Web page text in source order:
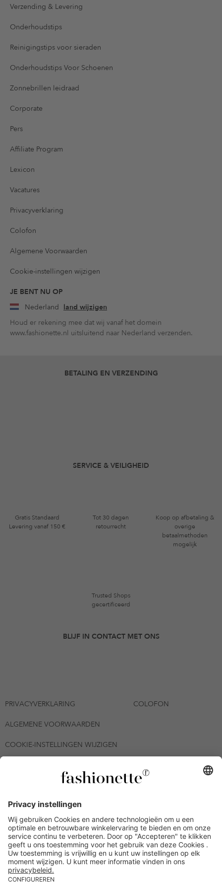
Verzending & Levering
Onderhoudstips
Reinigingstips voor sieraden
Onderhoudstips Voor Schoenen
Zonnebrillen leidraad
Corporate
Pers
Affiliate Program
Lexicon
Vacatures
Privacyverklaring
Colofon
Algemene Voorwaarden
Cookie-instellingen wijzigen
JE BENT NU OP
Nederland land wijzigen
Houd er rekening mee dat wij vanaf het domein
www.fashionette.nl uitsluitend naar Nederland verzenden.
BETALING EN VERZENDING
SERVICE & VEILIGHEID
Gratis Standaard
Levering vanaf 150 €
Tot 30 dagen
retourrecht
Koop op afbetaling &
overige
betaalmethoden
mogelijk
Trusted Shops
gecertificeerd
BLIJF IN CONTACT MET ONS
PRIVACYVERKLARING COLOFON
ALGEMENE VOORWAARDEN
COOKIE-INSTELLINGEN WIJZIGEN
inwisselbaar op alle artikelen op de pagina
fashionette.nl/selected-styles. De voorwaarden zoals vastgelegd in
artikel 9 van de algemene voorwaarden zijn van toepassing.
Bepaalde merken en artikelen kunnen uitgesloten zijn.
Kredietwaardigheid nodig. Alle prijzen inclusief btw en zonder
verzendkosten. De personen die genoemd of gepresenteerd zijn,
hebben geen van de aangeboden producten op de site